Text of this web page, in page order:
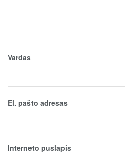
Vardas
El. pašto adresas
Interneto puslapis